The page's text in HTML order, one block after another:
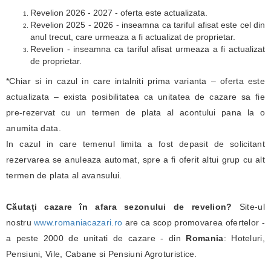
Revelion 2026 - 2027 - oferta este actualizata.
Revelion 2025 - 2026 - inseamna ca tariful afisat este cel din
anul trecut, care urmeaza a fi actualizat de proprietar.
Revelion - inseamna ca tariful afisat urmeaza a fi actualizat
de proprietar.
*Chiar si in cazul in care intalniti prima varianta – oferta este
actualizata – exista posibilitatea ca unitatea de cazare sa fie
pre-rezervat cu un termen de plata al acontului pana la o
anumita data.
In cazul in care temenul limita a fost depasit de solicitant
rezervarea se anuleaza automat, spre a fi oferit altui grup cu alt
termen de plata al avansului.
Căutați cazare în afara sezonului de revelion? Site-ul
nostruwww.romaniacazari.ro are ca scop promovarea ofertelor -
a peste 2000 de unitati de cazare - din Romania: Hoteluri,
Pensiuni, Vile, Cabane si Pensiuni Agroturistice.